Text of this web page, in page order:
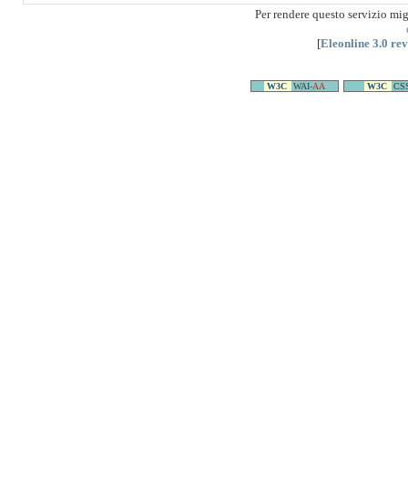
Per rendere questo servizio
[Eleonline 3.0
W3C WAI-AA W3C